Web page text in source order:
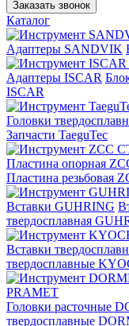
Заказать звонок
Каталог
Адаптеры SANDVIK
Адаптеры ISCAR
ISCAR
Головки
Запчасти TaeguTec
Пластина опорная
Пластина резьбовая
Вставки GUHRING
твердосплавная
Вставки
твердосплавные
PRAMET
Головки расточные
твердосплавные